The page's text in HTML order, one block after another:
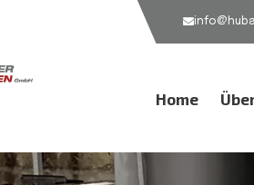
Home